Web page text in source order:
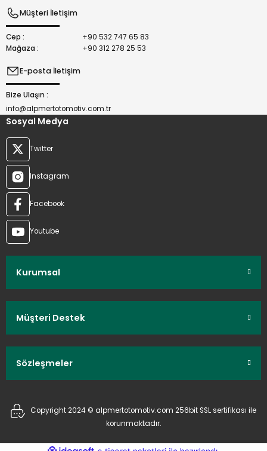
Müşteri İletişim
Cep :
+90 532 747 65 83
Mağaza :
+90 312 278 25 53
E-posta İletişim
Bize Ulaşın :
info@alpmertotomotiv.com.tr
Sosyal Medya
Twitter
Instagram
Facebook
Youtube
Kurumsal
Müşteri Destek
Sözleşmeler
Copyright 2024 © alpmertotomotiv.com 256bit SSL sertifikası ile
korunmaktadır.